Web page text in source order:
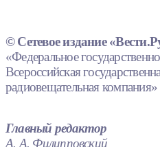
© Сетевое издание
«Федеральное
Всероссийская
радиовещательная
Главный редактор
А. А. Филипповский